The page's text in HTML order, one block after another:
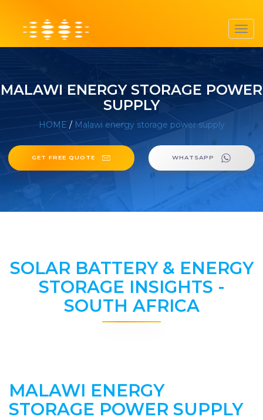
MALAWI ENERGY STORAGE POWER
SUPPLY
HOME / Malawi energy storage power supply
GET FREE QUOTE WHATSAPP
SOLAR BATTERY & ENERGY
STORAGE INSIGHTS -
SOUTH AFRICA
MALAWI ENERGY
STORAGE POWER SUPPLY